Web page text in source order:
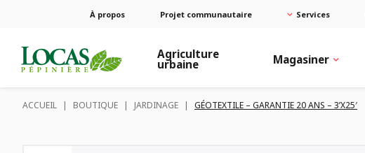
À propos Projet communautaire Services
Agriculture
urbaine Magasiner
ACCUEIL | BOUTIQUE | JARDINAGE | GÉOTEXTILE – GARANTIE 20 ANS – 3’X25′